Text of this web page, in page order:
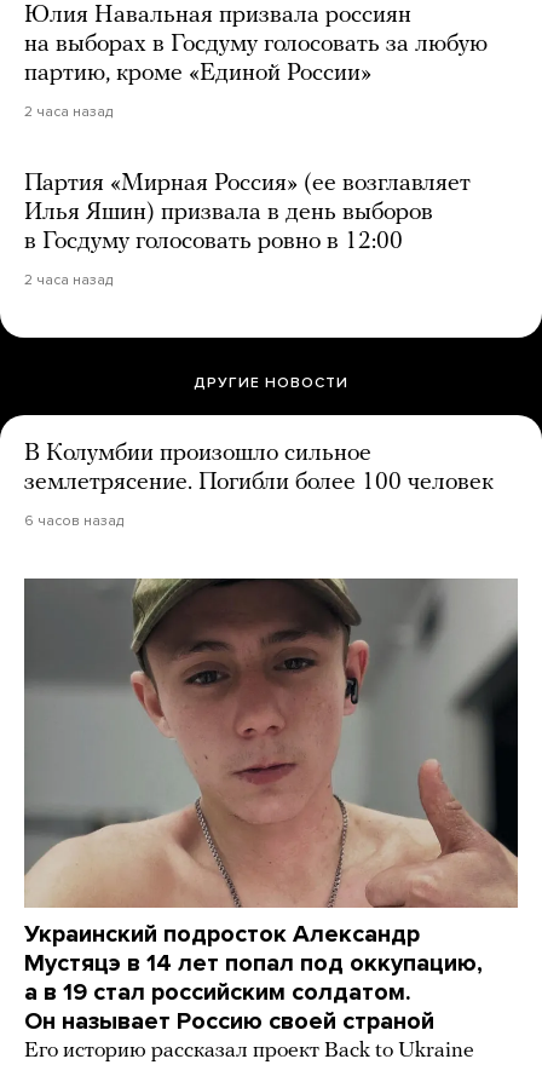
Юлия Навальная призвала россиян
на выборах в Госдуму голосовать за любую
партию, кроме «Единой России»
2 часа назад
Партия «Мирная Россия» (ее возглавляет
Илья Яшин) призвала в день выборов
в Госдуму голосовать ровно в 12:00
2 часа назад
ДРУГИЕ НОВОСТИ
В Колумбии произошло сильное
землетрясение. Погибли более 100 человек
6 часов назад
Украинский подросток Александр
Мустяцэ в 14 лет попал под оккупацию,
а в 19 стал российским солдатом.
Он называет Россию своей страной
Его историю рассказал проект Back to Ukraine